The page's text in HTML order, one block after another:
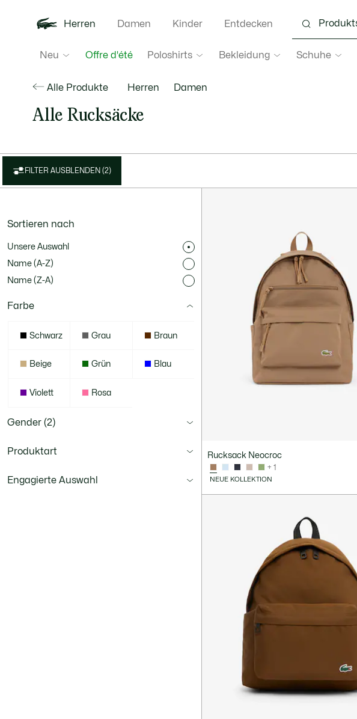
Herren
Neu Offre d'été Poloshirts Bekleidung Schuhe
Damen Kinder Entdecken
Alle Produkte Herren Damen
Alle Rucksäcke
FILTER AUSBLENDEN (2)
Sortieren nach
Unsere Auswahl
Name (A-Z)
Name (Z-A)
Farbe
Schwarz Grau Braun
Beige Grün Blau
Violett Rosa
Gender (2)
Produktart
Engagierte Auswahl
Rucksack Neocroc
+ 1
NEUE KOLLEKTION